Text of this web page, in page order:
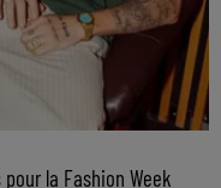
la Fashion Week